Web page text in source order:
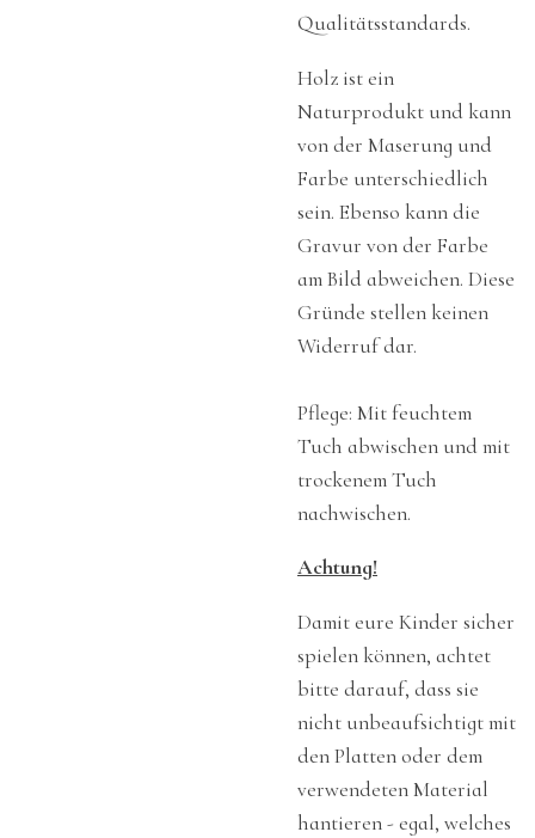
Qualitätsstandards.
Holz ist ein
Naturprodukt und kann
von der Maserung und
Farbe unterschiedlich
sein. Ebenso kann die
Gravur von der Farbe
am Bild abweichen. Diese
Gründe stellen keinen
Widerruf dar.
Pflege: Mit feuchtem
Tuch abwischen und mit
trockenem Tuch
nachwischen.
Achtung!
Damit eure Kinder sicher
spielen können, achtet
bitte darauf, dass sie
nicht unbeaufsichtigt mit
den Platten oder dem
verwendeten Material
hantieren - egal, welches